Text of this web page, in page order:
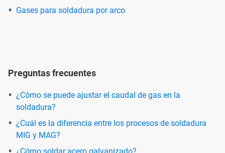
Gases para soldadura por arco
Preguntas frecuentes
¿Cómo se puede ajustar el caudal de gas en la
soldadura?
¿Cuál es la diferencia entre los procesos de soldadura
MIG y MAG?